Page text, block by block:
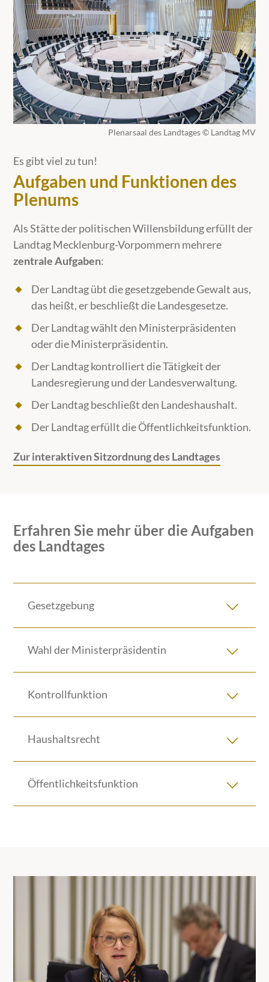
Plenarsaal des Landtages © Landtag MV
Es gibt viel zu tun!
Aufgaben und Funktionen des
Plenums
Als Stätte der politischen Willensbildung erfüllt der
Landtag Mecklenburg-Vorpommern mehrere
zentrale Aufgaben:
Der Landtag übt die gesetzgebende Gewalt aus,
das heißt, er beschließt die Landesgesetze.
Der Landtag wählt den Ministerpräsidenten
oder die Ministerpräsidentin.
Der Landtag kontrolliert die Tätigkeit der
Landesregierung und der Landesverwaltung.
Der Landtag beschließt den Landeshaushalt.
Der Landtag erfüllt die Öffentlichkeitsfunktion.
Zur interaktiven Sitzordnung des Landtages
Erfahren Sie mehr über die Aufgaben
des Landtages
Gesetzgebung
Wahl der Ministerpräsidentin
Kontrollfunktion
Haushaltsrecht
Öffentlichkeitsfunktion